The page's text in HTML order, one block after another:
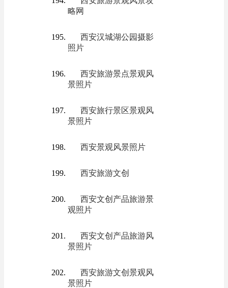
略网
西安汉城湖公园摄影
照片
西安旅游景点景观风
景照片
西安旅行景区景观风
景照片
西安景观风景照片
西安旅游文创
西安文创产品旅游景
观照片
西安文创产品旅游风
景照片
西安旅游文创景观风
景照片